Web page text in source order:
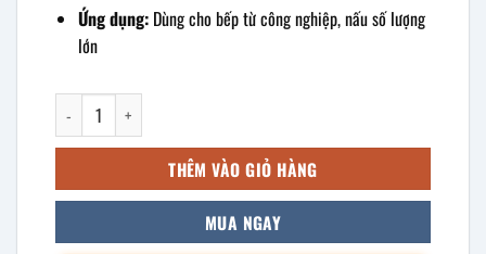
Ứng dụng:Dùng cho bếp từ công nghiệp, nấu số lượng
lớn
Nồi inox bếp từ 50L 40x40cm số lượng
THÊM VÀO GIỎ HÀNG
MUA NGAY